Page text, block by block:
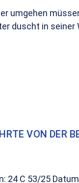
umgehen
duscht in
VON DER
C 53/25